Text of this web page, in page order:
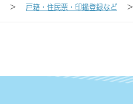
戸籍・住民票・印鑑登録など